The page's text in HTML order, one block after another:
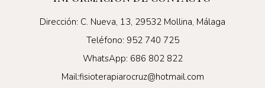
Dirección: C. Nueva, 13, 29532 Mollina, Málaga
Teléfono: 952 740 725
WhatsApp: 686 802 822
Mail:fisioterapiarocruz@hotmail.com